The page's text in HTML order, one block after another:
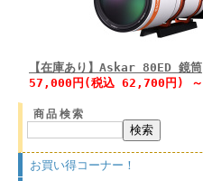
【在庫あり】Askar 80ED 鏡筒
57,000円(税込 62,700円) ～
商品検索
お買い得コーナー！